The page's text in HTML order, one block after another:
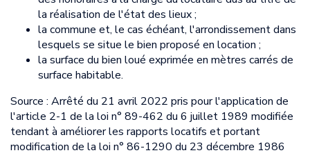
la réalisation de l'état des lieux ;
la commune et, le cas échéant, l'arrondissement dans
lesquels se situe le bien proposé en location ;
la surface du bien loué exprimée en mètres carrés de
surface habitable.
Source : Arrêté du 21 avril 2022 pris pour l'application de
l'article 2-1 de la loi n° 89-462 du 6 juillet 1989 modifiée
tendant à améliorer les rapports locatifs et portant
modification de la loi n° 86-1290 du 23 décembre 1986